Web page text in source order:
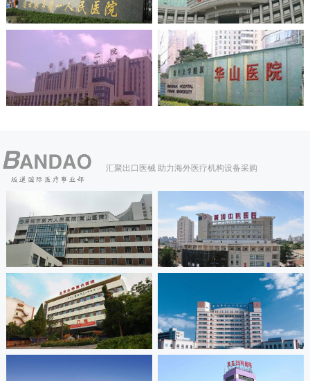
汇聚出口医械 助力海外医疗机构设备采购